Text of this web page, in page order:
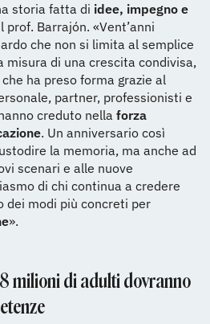
storia fatta di idee, impegno e
prof. Barrajón. «Vent’anni
che non si limita al semplice
misura di una crescita condivisa,
ha preso forma grazie al
partner, professionisti e
creduto nella forza
. Un anniversario così
la memoria, ma anche ad
scenari e alle nuove
di chi continua a credere
dei modi più concreti per
».
milioni di adulti dovranno